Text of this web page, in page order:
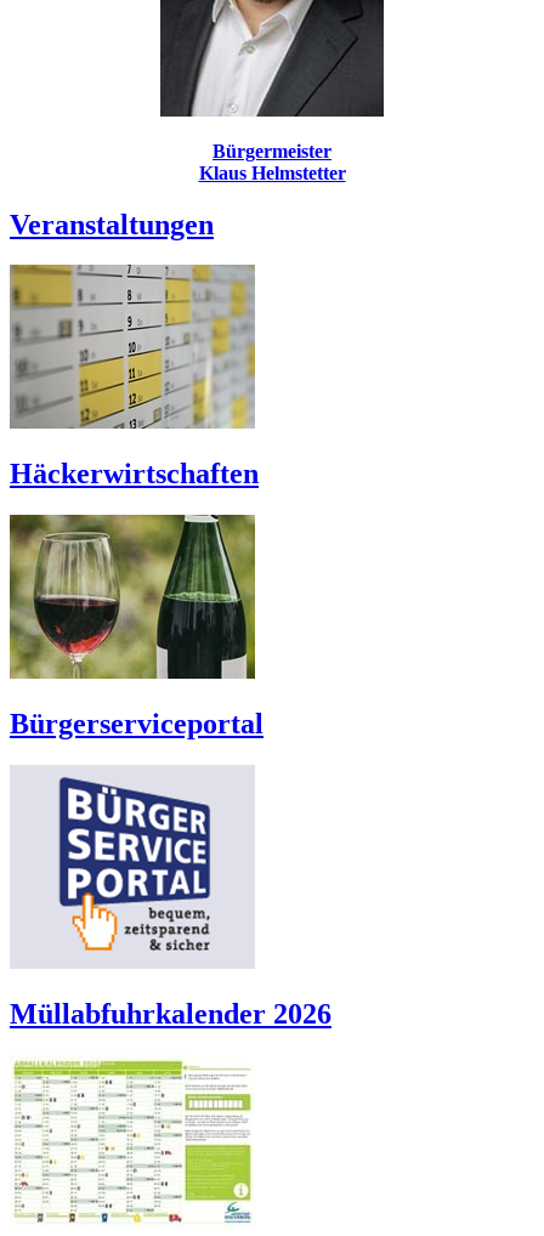
Bürgermeister
Klaus Helmstetter
Veranstaltungen
Häckerwirtschaften
Bürgerserviceportal
Müllabfuhrkalender 2026